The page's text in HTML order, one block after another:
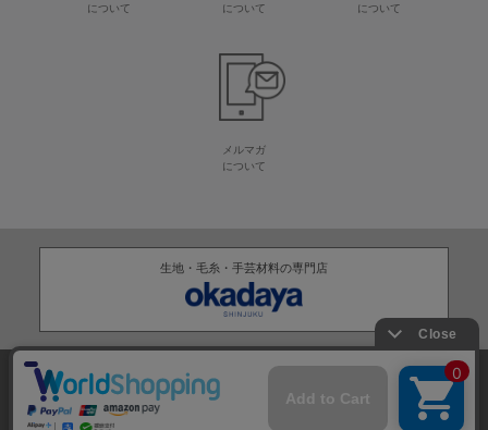
について
について
について
メルマガ
について
生地・毛糸・手芸材料の専門店
株式会社オカダヤ